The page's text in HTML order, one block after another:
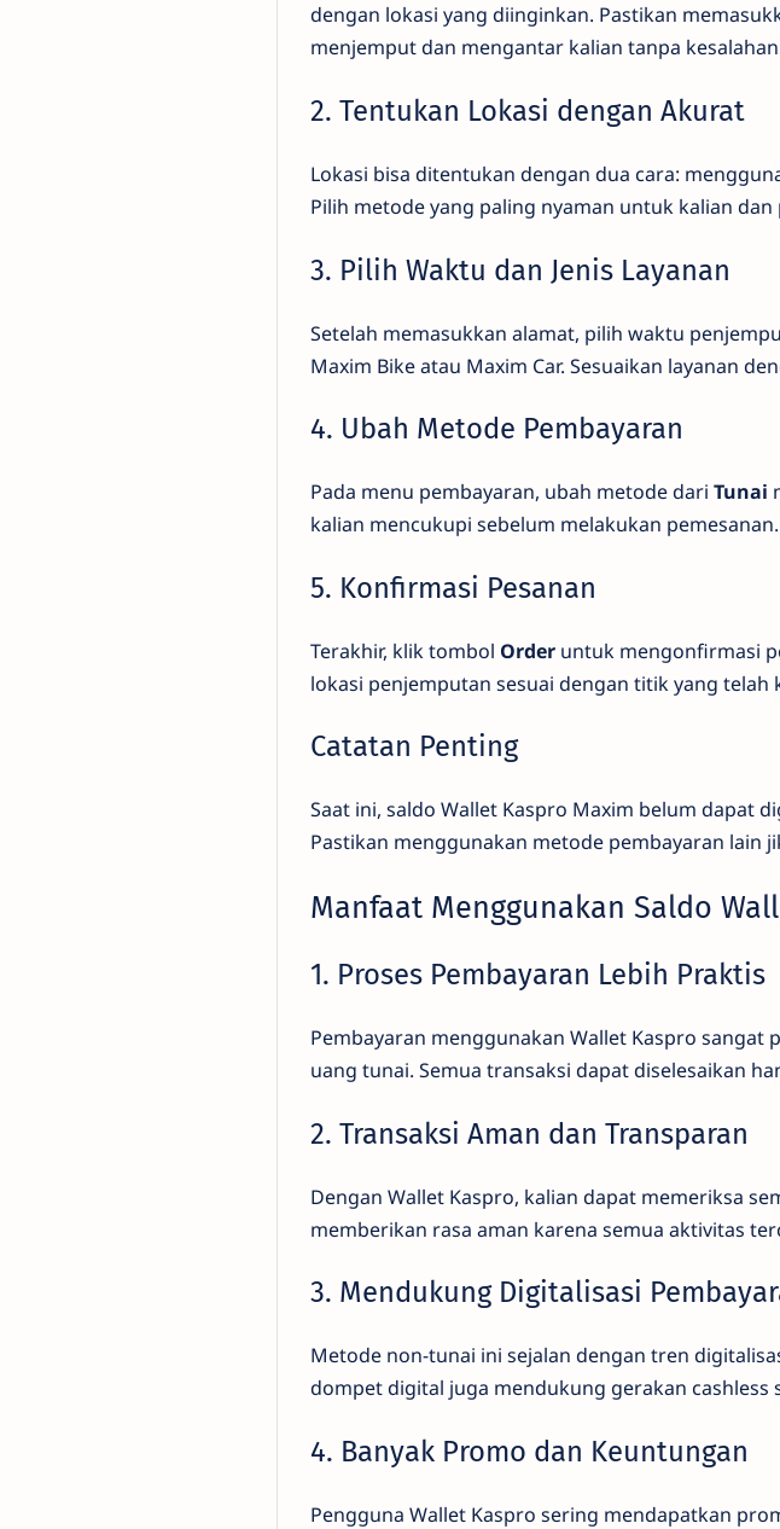
dengan lokasi yang diinginkan. Pastikan
menjemput dan mengantar kalian tanpa
2. Tentukan Lokasi dengan Akurat
Lokasi bisa ditentukan dengan dua cara:
Pilih metode yang paling nyaman untuk kalian
3. Pilih Waktu dan Jenis Layanan
Setelah memasukkan alamat, pilih waktu
Maxim Bike atau Maxim Car. Sesuaikan layanan
4. Ubah Metode Pembayaran
Pada menu pembayaran, ubah metode dari Tunai
kalian mencukupi sebelum melakukan pemesanan.
5. Konfirmasi Pesanan
Terakhir, klik tombol Order untuk mengonfirmasi
lokasi penjemputan sesuai dengan titik yang telah
Catatan Penting
Saat ini, saldo Wallet Kaspro Maxim belum dapat
Pastikan menggunakan metode pembayaran lain
Manfaat Menggunakan Saldo
1. Proses Pembayaran Lebih Praktis
Pembayaran menggunakan Wallet Kaspro
uang tunai. Semua transaksi dapat diselesaikan
2. Transaksi Aman dan Transparan
Dengan Wallet Kaspro, kalian dapat memeriksa
memberikan rasa aman karena semua aktivitas
3. Mendukung Digitalisasi
Metode non-tunai ini sejalan dengan tren
dompet digital juga mendukung gerakan cashless
4. Banyak Promo dan Keuntungan
Pengguna Wallet Kaspro sering mendapatkan